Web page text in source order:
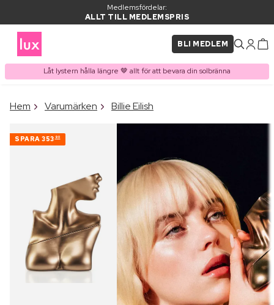
Medlemsfördelar:
ALLT TILL MEDLEMSPRIS
BLI MEDLEM
Låt lystern hålla längre 🤎 allt för att bevara din solbränna
PRODUKT I VARUKORGEN
Hem Varumärken Billie Eilish
SPARA 353 90